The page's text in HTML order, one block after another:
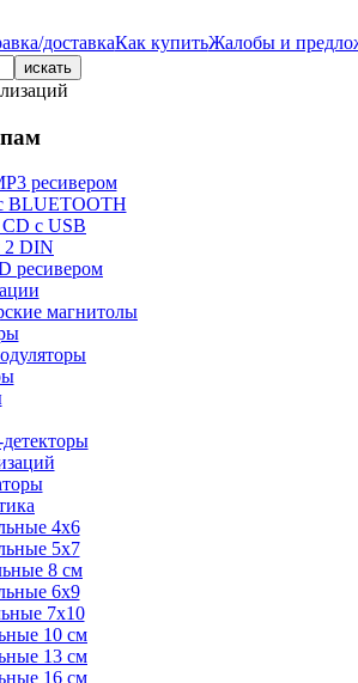
доставкаКак купитьЖалобы и
ресивером
BLUETOOTH
с USB
2 DIN
ресивером
магнитолы
4х6
5х7
8 см
6х9
7х10
10 см
13 см
16 см